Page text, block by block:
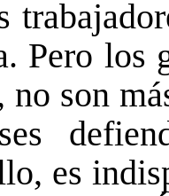
Pero los
no son
es